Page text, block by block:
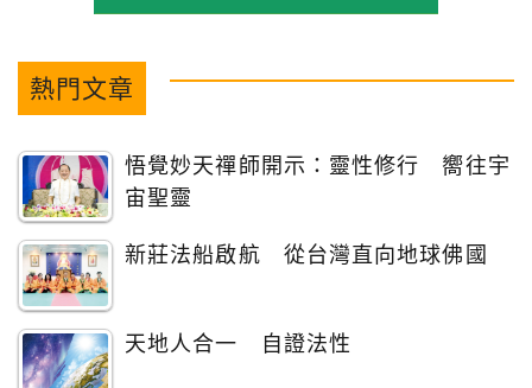
熱門文章
悟覺妙天禪師開示：靈性修行 嚮往宇
宙聖靈
新莊法船啟航 從台灣直向地球佛國
天地人合一 自證法性